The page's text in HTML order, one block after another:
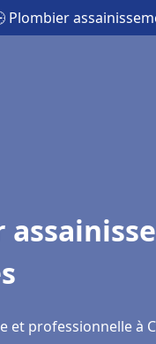
Plombier
et professionnelle à